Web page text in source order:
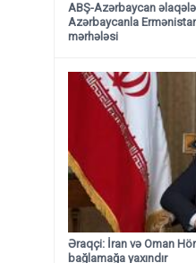
ABŞ-Azərbaycan
Azərbaycanla
mərhələsi
Əraqçi: İran və Oman
bağlamağa yaxındır